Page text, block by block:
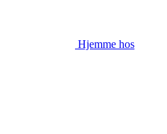
Hjemme hos